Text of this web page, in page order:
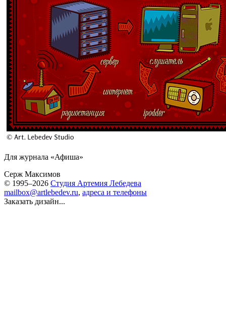
Для журнала «Афиша»
Серж Максимов
© 1995–2026 Студия Артемия Лебедева
mailbox@artlebedev.ru, адреса и телефоны
Заказать дизайн...